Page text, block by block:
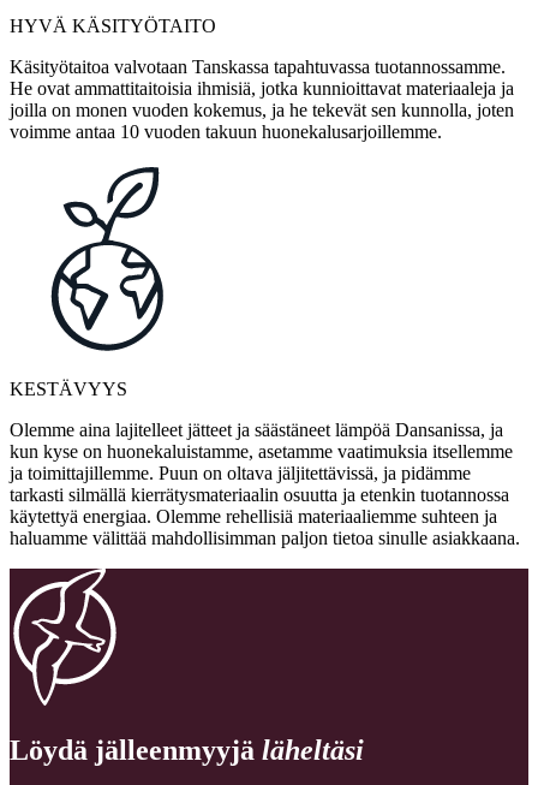
HYVÄ KÄSITYÖTAITO
Käsityötaitoa valvotaan Tanskassa tapahtuvassa tuotannossamme.
He ovat ammattitaitoisia ihmisiä, jotka kunnioittavat materiaaleja ja
joilla on monen vuoden kokemus, ja he tekevät sen kunnolla, joten
voimme antaa 10 vuoden takuun huonekalusarjoillemme.
KESTÄVYYS
Olemme aina lajitelleet jätteet ja säästäneet lämpöä Dansanissa, ja
kun kyse on huonekaluistamme, asetamme vaatimuksia itsellemme
ja toimittajillemme. Puun on oltava jäljitettävissä, ja pidämme
tarkasti silmällä kierrätysmateriaalin osuutta ja etenkin tuotannossa
käytettyä energiaa. Olemme rehellisiä materiaaliemme suhteen ja
haluamme välittää mahdollisimman paljon tietoa sinulle asiakkaana.
Löydä jälleenmyyjä läheltäsi